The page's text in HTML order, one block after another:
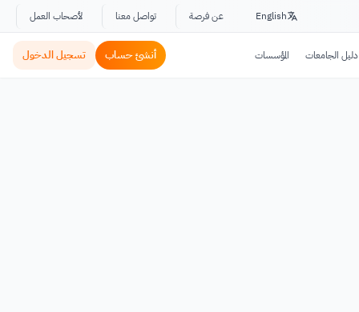
English عن فرصة تواصل معنا لأصحاب العمل
دليل الجامعات المؤسسات أنشئ حساب تسجيل الدخول